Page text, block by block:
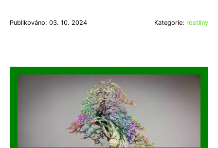
Publikováno: 03. 10. 2024 Kategorie: rostliny